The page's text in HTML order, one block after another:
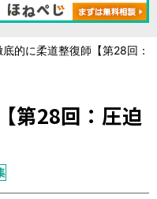
底的に柔道整復師【第28回：
第28回：圧迫